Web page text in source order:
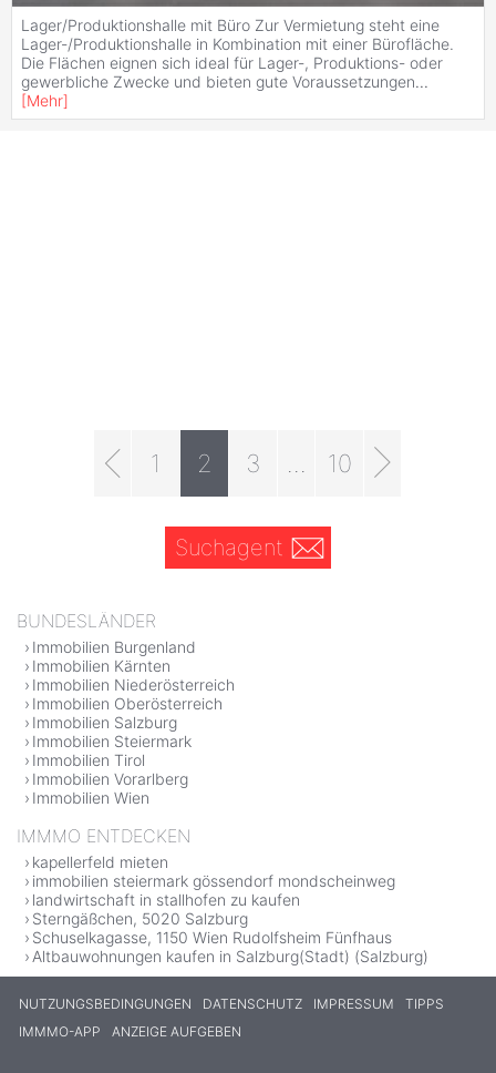
Lager/Produktionshalle mit Büro Zur Vermietung steht eine
Lager-/Produktionshalle in Kombination mit einer Bürofläche.
Die Flächen eignen sich ideal für Lager-, Produktions- oder
gewerbliche Zwecke und bieten gute Voraussetzungen...
[Mehr]
1 2 3 10
Suchagent
BUNDESLÄNDER
Immobilien Burgenland
Immobilien Kärnten
Immobilien Niederösterreich
Immobilien Oberösterreich
Immobilien Salzburg
Immobilien Steiermark
Immobilien Tirol
Immobilien Vorarlberg
Immobilien Wien
IMMMO ENTDECKEN
kapellerfeld mieten
immobilien steiermark gössendorf mondscheinweg
landwirtschaft in stallhofen zu kaufen
Sterngäßchen, 5020 Salzburg
Schuselkagasse, 1150 Wien Rudolfsheim Fünfhaus
Altbauwohnungen kaufen in Salzburg(Stadt) (Salzburg)
NUTZUNGSBEDINGUNGEN DATENSCHUTZ IMPRESSUM
TIPPS
IMMMO-APP
ANZEIGE AUFGEBEN